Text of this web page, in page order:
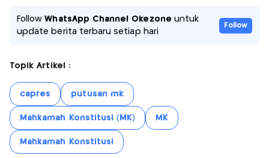
FollowWhatsApp Channel Okezone untuk
update berita terbaru setiap hari
Follow
Topik Artikel :
capres putusan mk
Mahkamah Konstitusi (MK) MK
Mahkamah Konstitusi